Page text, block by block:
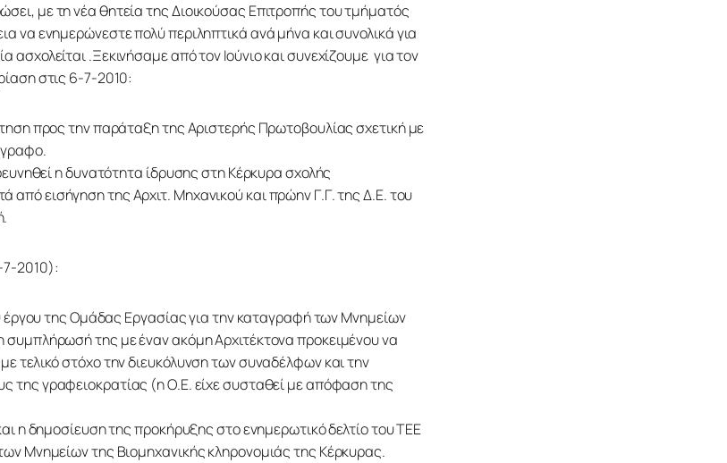
με τη νέα θητεία της Διοικούσας Επιτροπής του τμήματός
να ενημερώνεστε πολύ περιληπτικά ανά μήνα και συνολικά για
.Ξεκινήσαμε από τον Ιούνιο και συνεχίζουμε  για τον
στις 6-7-2010:
προς την παράταξη της Αριστερής Πρωτοβουλίας σχετική με
η δυνατότητα ίδρυσης στη Κέρκυρα σχολής
από εισήγηση της Αρχιτ. Μηχανικού και πρώην Γ.Γ. της Δ.Ε. του
7-2010):
έργου της Ομάδας Εργασίας για την καταγραφή των Μνημείων
συμπλήρωσή της με έναν ακόμη Αρχιτέκτονα προκειμένου να
τελικό στόχο την διευκόλυνση των συναδέλφων και την
της γραφειοκρατίας (η Ο.Ε. είχε συσταθεί με απόφαση της
η δημοσίευση της προκήρυξης στο ενημερωτικό δελτίο του ΤΕΕ
Μνημείων της Βιομηχανικής κληρονομιάς της Κέρκυρας.